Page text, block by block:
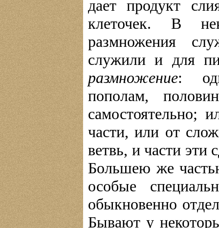
дает продукт
клеточек. В
размножения
служили и для
размножение:
пополам,
самостоятельно;
части, или от
ветвь, и части эти
Большею же
особые
обыкновенно
Бывают у